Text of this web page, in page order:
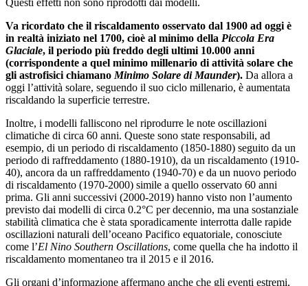
Va ricordato che il riscaldamento osservato dal 1900 ad oggi è
in realtà iniziato nel 1700, cioè al minimo della Piccola Era
Glaciale, il periodo più freddo degli ultimi 10.000 anni
(corrispondente a quel minimo millenario di attività solare che
gli astrofisici chiamano Minimo Solare di Maunder). Da allora a
oggi l’attività solare, seguendo il suo ciclo millenario, è aumentata
riscaldando la superficie terrestre.
Inoltre, i modelli falliscono nel riprodurre le note oscillazioni
climatiche di circa 60 anni. Queste sono state responsabili, ad
esempio, di un periodo di riscaldamento (1850-1880) seguito da un
periodo di raffreddamento (1880-1910), da un riscaldamento (1910-
40), ancora da un raffreddamento (1940-70) e da un nuovo periodo
di riscaldamento (1970-2000) simile a quello osservato 60 anni
prima. Gli anni successivi (2000-2019) hanno visto non l’aumento
previsto dai modelli di circa 0.2°C per decennio, ma una sostanziale
stabilità climatica che è stata sporadicamente interrotta dalle rapide
oscillazioni naturali dell’oceano Pacifico equatoriale, conosciute
come l’El Nino Southern Oscillations, come quella che ha indotto il
riscaldamento momentaneo tra il 2015 e il 2016.
Gli organi d’informazione affermano anche che gli eventi estremi,